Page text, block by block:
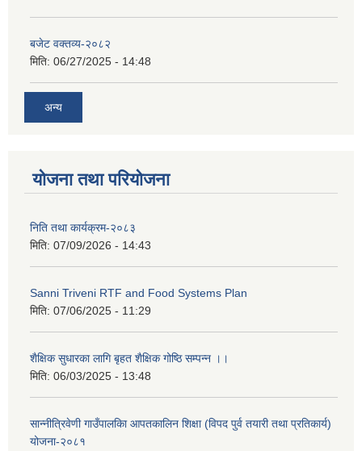
बजेट वक्तव्य-२०८२
मिति: 06/27/2025 - 14:48
अन्य
योजना तथा परियोजना
निति तथा कार्यक्रम-२०८३
मिति: 07/09/2026 - 14:43
Sanni Triveni RTF and Food Systems Plan
मिति: 07/06/2025 - 11:29
शैक्षिक सुधारका लागि बृहत शैक्षिक गोष्ठि सम्पन्न ।।
मिति: 06/03/2025 - 13:48
सान्नीत्रिवेणी गाउँपालकिा आपतकालिन शिक्षा (विपद पुर्व तयारी तथा प्रतिकार्य)
योजना-२०८१